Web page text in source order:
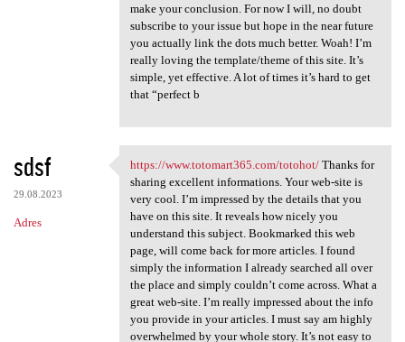
make your conclusion. For now I will, no doubt
subscribe to your issue but hope in the near future
you actually link the dots much better. Woah! I’m
really loving the template/theme of this site. It’s
simple, yet effective. A lot of times it’s hard to get
that “perfect b
sdsf
29.08.2023
Adres
https://www.totomart365.com
https://www.totomart365.com/totohot/Thanks for
sharing excellent informations. Your web-site is
very cool. I’m impressed by the details that you
have on this site. It reveals how nicely you
understand this subject. Bookmarked this web
page, will come back for more articles. I found
simply the information I already searched all over
the place and simply couldn’t come across. What a
great web-site. I’m really impressed about the info
you provide in your articles. I must say am highly
overwhelmed by your whole story. It’s not easy to